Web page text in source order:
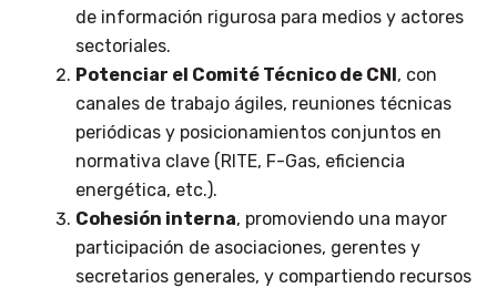
de información rigurosa para medios y actores
sectoriales.
Potenciar el Comité Técnico de CNI, con
canales de trabajo ágiles, reuniones técnicas
periódicas y posicionamientos conjuntos en
normativa clave (RITE, F-Gas, eficiencia
energética, etc.).
Cohesión interna, promoviendo una mayor
participación de asociaciones, gerentes y
secretarios generales, y compartiendo recursos